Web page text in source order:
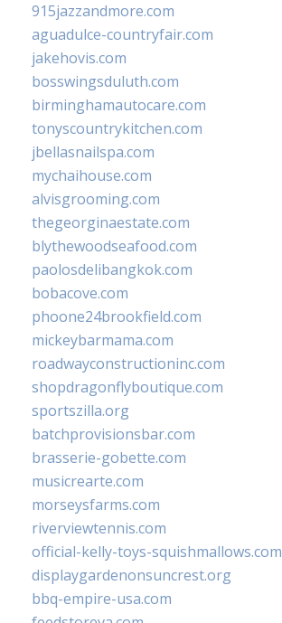
915jazzandmore.com
aguadulce-countryfair.com
jakehovis.com
bosswingsduluth.com
birminghamautocare.com
tonyscountrykitchen.com
jbellasnailspa.com
mychaihouse.com
alvisgrooming.com
thegeorginaestate.com
blythewoodseafood.com
paolosdelibangkok.com
bobacove.com
phoone24brookfield.com
mickeybarmama.com
roadwayconstructioninc.com
shopdragonflyboutique.com
sportszilla.org
batchprovisionsbar.com
brasserie-gobette.com
musicrearte.com
morseysfarms.com
riverviewtennis.com
official-kelly-toys-squishmallows.com
displaygardenonsuncrest.org
bbq-empire-usa.com